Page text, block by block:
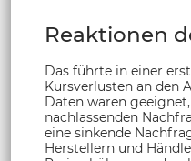
Reaktionen
Das führte in einer
Kursverlusten an den
Daten waren
nachlassenden
eine sinkende
Herstellern und